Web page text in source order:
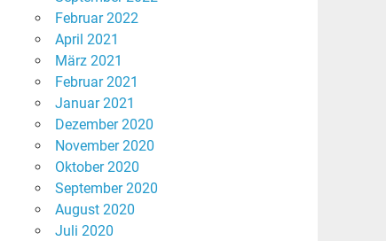
Februar 2022
April 2021
März 2021
Februar 2021
Januar 2021
Dezember 2020
November 2020
Oktober 2020
September 2020
August 2020
Juli 2020